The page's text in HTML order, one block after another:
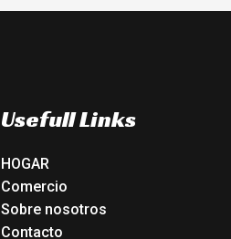
Usefull Links
HOGAR
Comercio
Sobre nosotros
Contacto